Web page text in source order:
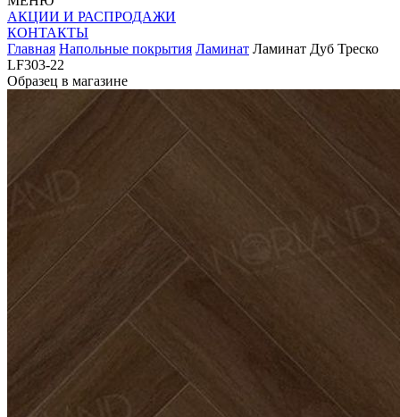
АКЦИИ И РАСПРОДАЖИ
КОНТАКТЫ
Главная Напольные покрытия Ламинат Ламинат Дуб Треско
LF303-22
Образец в магазине